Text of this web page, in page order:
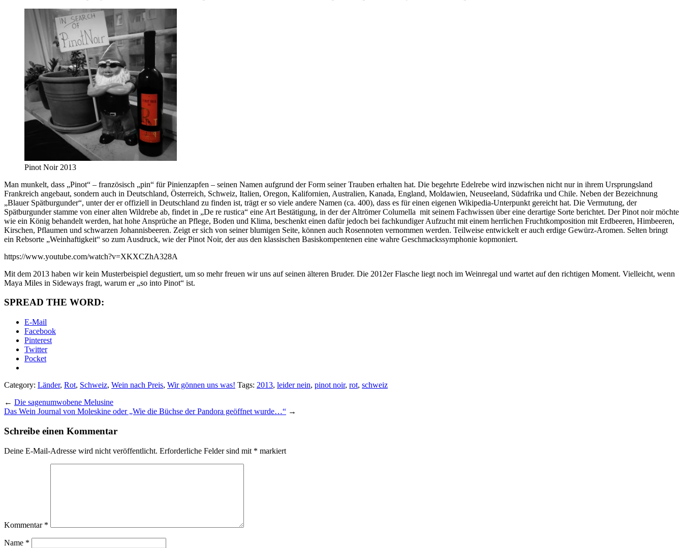
Pinot Noir 2013
Man munkelt, dass „Pinot“ – französisch „pin“ für Pinienzapfen – seinen Namen aufgrund der Form seiner Trauben erhalten hat. Die begehrte Edelrebe wird inzwischen nicht nur in ihrem Ursprungsland
Frankreich angebaut, sondern auch in Deutschland, Österreich, Schweiz, Italien, Oregon, Kalifornien, Australien, Kanada, England, Moldawien, Neuseeland, Südafrika und Chile. Neben der Bezeichnung
„Blauer Spätburgunder“, unter der er offiziell in Deutschland zu finden ist, trägt er so viele andere Namen (ca. 400), dass es für einen eigenen Wikipedia-Unterpunkt gereicht hat. Die Vermutung, der
Spätburgunder stamme von einer alten Wildrebe ab, findet in „De re rustica“ eine Art Bestätigung, in der der Altrömer Columella mit seinem Fachwissen über eine derartige Sorte berichtet. Der Pinot noir möchte
wie ein König behandelt werden, hat hohe Ansprüche an Pflege, Boden und Klima, beschenkt einen dafür jedoch bei fachkundiger Aufzucht mit einem herrlichen Fruchtkomposition mit Erdbeeren, Himbeeren,
Kirschen, Pflaumen und schwarzen Johannisbeeren. Zeigt er sich von seiner blumigen Seite, können auch Rosennoten vernommen werden. Teilweise entwickelt er auch erdige Gewürz-Aromen. Selten bringt
ein Rebsorte „Weinhaftigkeit“ so zum Ausdruck, wie der Pinot Noir, der aus den klassischen Basiskompentenen eine wahre Geschmackssymphonie kopmoniert.
https://www.youtube.com/watch?v=XKXCZhA328A
Mit dem 2013 haben wir kein Musterbeispiel degustiert, um so mehr freuen wir uns auf seinen älteren Bruder. Die 2012er Flasche liegt noch im Weinregal und wartet auf den richtigen Moment. Vielleicht, wenn
Maya Miles in Sideways fragt, warum er „so into Pinot“ ist.
SPREAD THE WORD:
E-Mail
Facebook
Pinterest
Twitter
Pocket
Category: Länder, Rot, Schweiz, Wein nach Preis, Wir gönnen uns was! Tags: 2013, leider nein, pinot noir, rot, schweiz
← Die sagenumwobene Melusine
Das Wein Journal von Moleskine oder „Wie die Büchse der Pandora geöffnet wurde…“ →
Schreibe einen Kommentar
Deine E-Mail-Adresse wird nicht veröffentlicht. Erforderliche Felder sind mit * markiert
Kommentar *
Name *